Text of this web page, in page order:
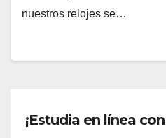
nuestros relojes se…
¡Estudia en línea